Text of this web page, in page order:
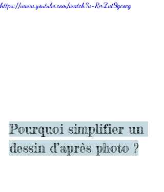
https://www.youtube.com/watch?v=RnZvt9gcocg
Pourquoi simplifier un
dessin d’après photo ?